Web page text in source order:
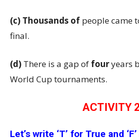
(c) Thousands of people came
final.
(d) There is a gap of fouryears
World Cup tournaments.
ACTIVITY
Let’s write ‘T’ for True and